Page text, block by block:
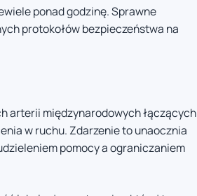
ponad godzinę. Sprawne
protokołów bezpieczeństwa na
arterii międzynarodowych łączących
w ruchu. Zdarzenie to unaocznia
pomocy a ograniczaniem